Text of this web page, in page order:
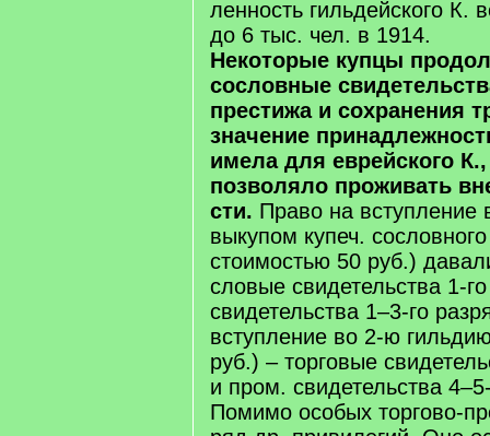
лен­ность гиль­дей­ско­го К.
до 6 тыс. чел. в 1914.
Не­ко­то­рые куп­цы
со­слов­ные
пре­сти­жа и со­хра­не­ния
зна­че­ние
име­ла для ев­рей­ско­го
по­зво­ля­ло про­жи­вать
сти. Пра­во на всту­п­ле­ние
вы­ку­пом ку­печ.
стои­мо­стью 50 руб.)
сло­вые сви­де­тель­ст­ва 1-
сви­де­тель­ст­ва 1–3-го
всту­п­ле­ние во 2-ю
руб.) – тор­го­вые
и пром. сви­де­тель­ст­ва
По­ми­мо осо­бых тор­го­во-